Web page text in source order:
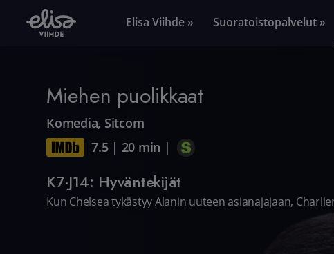
Elisa Viihde » Suoratoistopalvelut »
Miehen puolikkaat
Komedia, Sitcom
7.5| 20 min |
K7·J14: Hyväntekijät
Kun Chelsea tykästyy Alanin uuteen asianajajaan,